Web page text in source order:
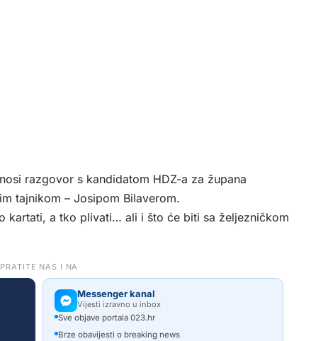
razgovor s kandidatom HDZ-a za župana
tajnikom – Josipom Bilaverom.
kartati, a tko plivati… ali i što će biti sa željezničkom
PRATITE NAS I NA
Messenger kanal
Vijesti izravno u inbox
Sve objave portala 023.hr
Brze obavijesti o breaking news